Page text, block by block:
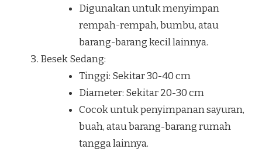
Digunakan untuk menyimpan
rempah-rempah, bumbu, atau
barang-barang kecil lainnya.
Besek Sedang:
Tinggi: Sekitar 30-40 cm
Diameter: Sekitar 20-30 cm
Cocok untuk penyimpanan sayuran,
buah, atau barang-barang rumah
tangga lainnya.